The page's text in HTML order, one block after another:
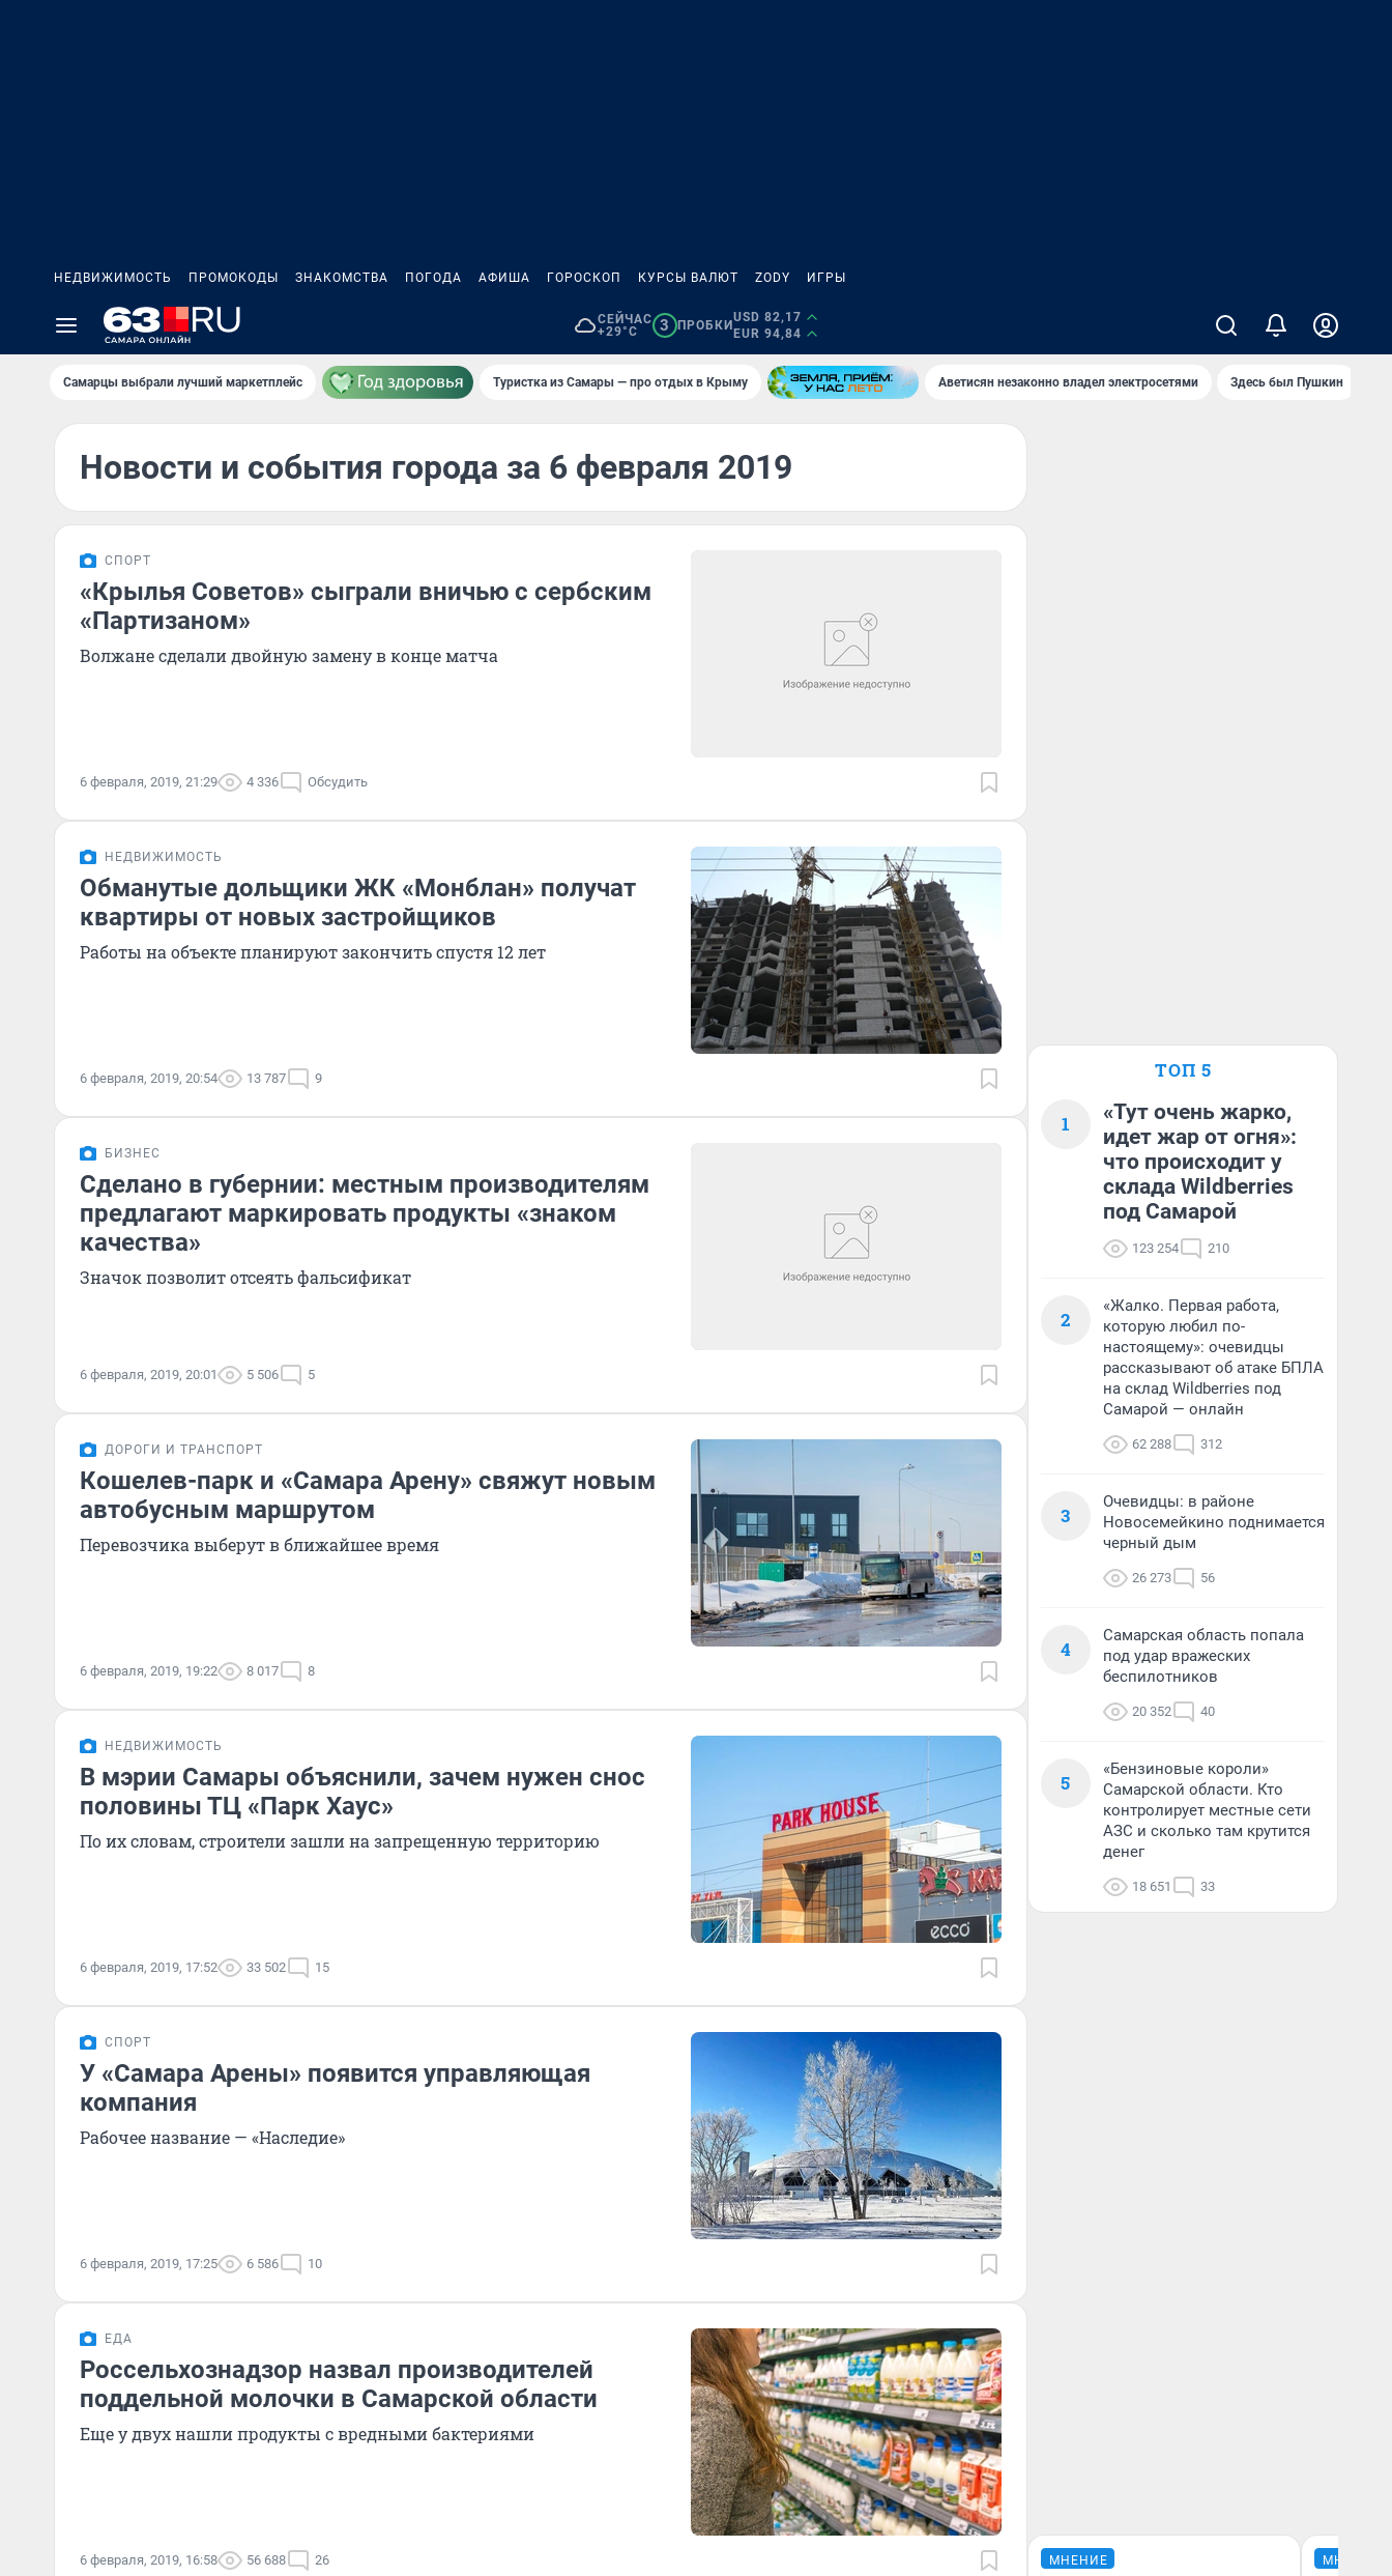
НЕДВИЖИМОСТЬ ПРОМОКОДЫ ЗНАКОМСТВА ПОГОДА АФИША ГОРОСКОП КУРСЫ ВАЛЮТ ZODY ИГРЫ
СЕЙЧАС
+29°C
3 ПРОБКИ
USD 82,17
EUR 94,84
Самарцы выбрали лучший маркетплейс Туристка из Самары — про отдых в Крыму Аветисян незаконно владел электросетями Здесь был Пушкин
Новости и события города за 6 февраля 2019
СПОРТ
«Крылья Советов» сыграли вничью с сербским
«Партизаном»
Волжане сделали двойную замену в конце матча
6 февраля, 2019, 21:29 4 336 Обсудить
НЕДВИЖИМОСТЬ
Обманутые дольщики ЖК «Монблан» получат
квартиры от новых застройщиков
Работы на объекте планируют закончить спустя 12 лет
6 февраля, 2019, 20:54 13 787 9
БИЗНЕС
Сделано в губернии: местным производителям
предлагают маркировать продукты «знаком
качества»
Значок позволит отсеять фальсификат
6 февраля, 2019, 20:01 5 506 5
ДОРОГИ И ТРАНСПОРТ
Кошелев-парк и «Самара Арену» свяжут новым
автобусным маршрутом
Перевозчика выберут в ближайшее время
6 февраля, 2019, 19:22 8 017 8
НЕДВИЖИМОСТЬ
В мэрии Самары объяснили, зачем нужен снос
половины ТЦ «Парк Хаус»
По их словам, строители зашли на запрещенную территорию
6 февраля, 2019, 17:52 33 502 15
СПОРТ
У «Самара Арены» появится управляющая
компания
Рабочее название — «Наследие»
6 февраля, 2019, 17:25 6 586 10
ЕДА
Россельхознадзор назвал производителей
поддельной молочки в Самарской области
Еще у двух нашли продукты с вредными бактериями
6 февраля, 2019, 16:58 56 688 26
ТОП 5
1
«Тут очень жарко,
идет жар от огня»:
что происходит у
склада Wildberries
под Самарой
123 254 210
2
«Жалко. Первая работа,
которую любил по-
настоящему»: очевидцы
рассказывают об атаке БПЛА
на склад Wildberries под
Самарой — онлайн
62 288 312
3
Очевидцы: в районе
Новосемейкино поднимается
черный дым
26 273 56
4
Самарская область попала
под удар вражеских
беспилотников
20 352 40
5
«Бензиновые короли»
Самарской области. Кто
контролирует местные сети
АЗС и сколько там крутится
денег
18 651 33
МНЕНИЕ МНЕНИЕ